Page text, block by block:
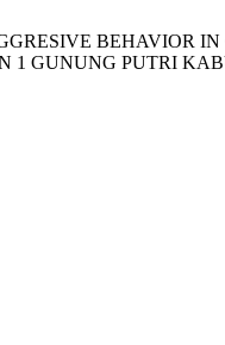
BEHAVIOR
1 GUNUNG PUTRI